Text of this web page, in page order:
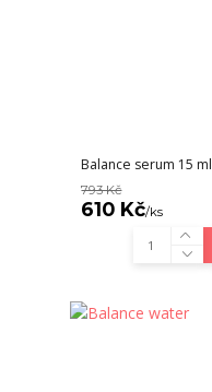
Balance serum 15 ml
793 Kč
610 Kč/ks